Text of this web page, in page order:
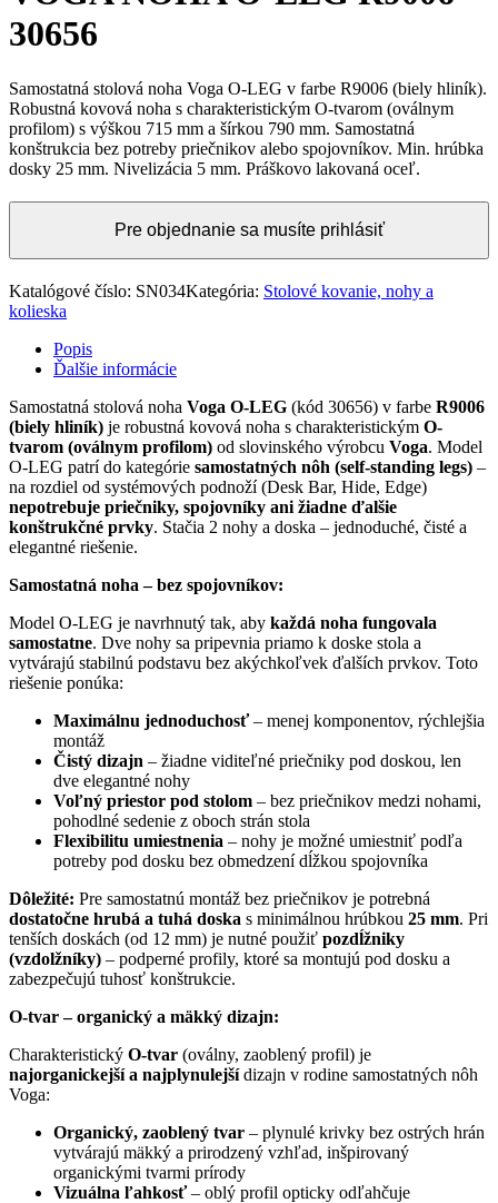
30656
Samostatná stolová noha Voga O-LEG v farbe R9006 (biely hliník).
Robustná kovová noha s charakteristickým O-tvarom (oválnym
profilom) s výškou 715 mm a šírkou 790 mm. Samostatná
konštrukcia bez potreby priečnikov alebo spojovníkov. Min. hrúbka
dosky 25 mm. Nivelizácia 5 mm. Práškovo lakovaná oceľ.
Pre objednanie sa musíte prihlásiť
Katalógové číslo: SN034Kategória: Stolové kovanie, nohy a
kolieska
Popis
Ďalšie informácie
Samostatná stolová noha Voga O-LEG (kód 30656) v farbe R9006
(biely hliník) je robustná kovová noha s charakteristickým O-
tvarom (oválnym profilom) od slovinského výrobcu Voga. Model
O-LEG patrí do kategórie samostatných nôh (self-standing legs) –
na rozdiel od systémových podnoží (Desk Bar, Hide, Edge)
nepotrebuje priečniky, spojovníky ani žiadne ďalšie
konštrukčné prvky. Stačia 2 nohy a doska – jednoduché, čisté a
elegantné riešenie.
Samostatná noha – bez spojovníkov:
Model O-LEG je navrhnutý tak, aby každá noha fungovala
samostatne. Dve nohy sa pripevnia priamo k doske stola a
vytvárajú stabilnú podstavu bez akýchkoľvek ďalších prvkov. Toto
riešenie ponúka:
Maximálnu jednoduchosť– menej komponentov, rýchlejšia
montáž
Čistý dizajn – žiadne viditeľné priečniky pod doskou, len
dve elegantné nohy
Voľný priestor pod stolom – bez priečnikov medzi nohami,
pohodlné sedenie z oboch strán stola
Flexibilitu umiestnenia – nohy je možné umiestniť podľa
potreby pod dosku bez obmedzení dĺžkou spojovníka
Dôležité: Pre samostatnú montáž bez priečnikov je potrebná
dostatočne hrubá a tuhá doska s minimálnou hrúbkou 25 mm. Pri
tenších doskách (od 12 mm) je nutné použiť pozdĺžniky
(vzdolžníky) – podperné profily, ktoré sa montujú pod dosku a
zabezpečujú tuhosť konštrukcie.
O-tvar – organický a mäkký dizajn:
Charakteristický O-tvar (oválny, zaoblený profil) je
najorganickejší a najplynulejšídizajn v rodine samostatných nôh
Voga:
Organický, zaoblený tvar – plynulé krivky bez ostrých hrán
vytvárajú mäkký a prirodzený vzhľad, inšpirovaný
organickými tvarmi prírody
Vizuálna ľahkosť– oblý profil opticky odľahčuje